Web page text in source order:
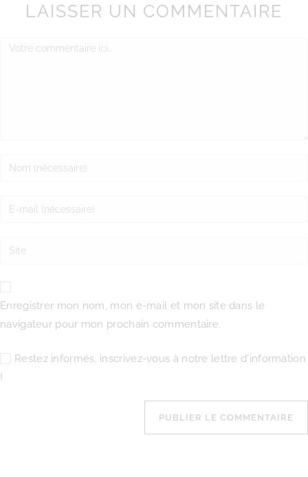
LAISSER UN COMMENTAIRE
Enregistrer mon nom, mon e-mail et mon site dans le
navigateur pour mon prochain commentaire.
Restez informés, inscrivez-vous à notre lettre d'information
!